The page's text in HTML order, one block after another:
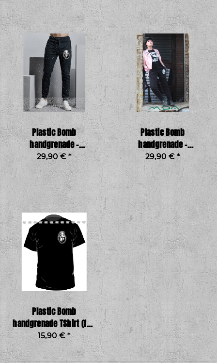
Plastic Bomb
handgrenade -
Jogginghose Boy
29,90 € *
Plastic Bomb
handgrenade -
Jogginghose Girl
29,90 € *
Plastic Bomb
handgrenade TShirt (fair
wear)
15,90 € *